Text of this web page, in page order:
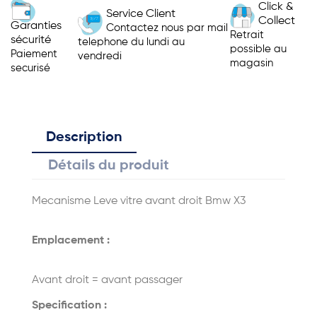
Garanties
sécurité
Paiement
securisé
Service Client
Contactez nous par mail
telephone du lundi au
vendredi
Click &
Collect
Retrait
possible au
magasin
Description
Détails du produit
Mecanisme Leve vitre avant droit Bmw X3
Emplacement :
Avant droit = avant passager
Specification :